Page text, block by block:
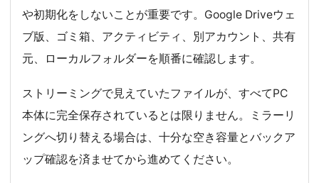
や初期化をしないことが重要です。Google Driveウェ
ブ版、ゴミ箱、アクティビティ、別アカウント、共有
元、ローカルフォルダーを順番に確認します。
ストリーミングで見えていたファイルが、すべてPC
本体に完全保存されているとは限りません。ミラーリ
ングへ切り替える場合は、十分な空き容量とバックア
ップ確認を済ませてから進めてください。